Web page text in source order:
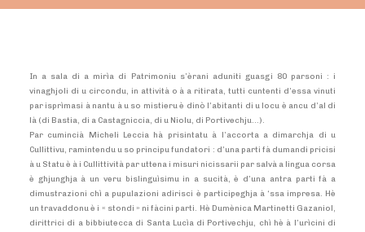
In a sala di a mirìa di Patrimoniu s’èrani aduniti guasgi 80 parsoni : i
vinaghjoli di u circondu, in attività o à a ritirata, tutti cuntenti d’essa vinuti
par isprìmasi à nantu à u so mistieru è dinò l’abitanti di u locu è ancu d’al di
là (di Bastia, di a Castagniccia, di u Niolu, di Portivechju…).
Par cumincià Micheli Leccia hà prisintatu à l’accorta a dimarchja di u
Cullittivu, ramintendu u so principu fundatori : d’una parti fà dumandi pricisi
à u Statu è à i Cullittività par uttena i misuri nicissarii par salvà a lingua corsa
è ghjunghja à un veru bislinguìsimu in a sucità, è d’una antra parti fà a
dimustrazioni chì a pupulazioni adirisci è participeghja à ‘ssa impresa. Hè
un travaddonu è i « stondi » ni fàcini parti. Hè Dumènica Martinetti Gazaniol,
dirittrici di a bibbiutecca di Santa Lucìa di Portivechju, chì hè à l’urìcini di